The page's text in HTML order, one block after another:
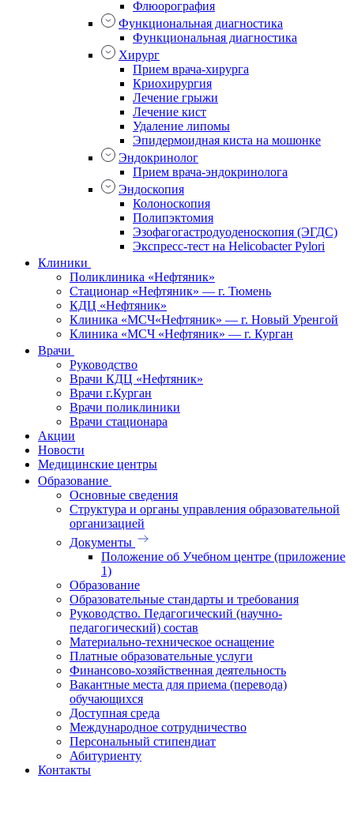
Флюорография
Функциональная диагностика
Функциональная диагностика
Хирург
Прием врача-хирурга
Криохирургия
Лечение грыжи
Лечение кист
Удаление липомы
Эпидермоидная киста на мошонке
Эндокринолог
Прием врача-эндокринолога
Эндоскопия
Колоноскопия
Полипэктомия
Эзофагогастродуоденоскопия (ЭГДС)
Экспресс-тест на Helicobacter Pylori
Клиники
Поликлиника «Нефтяник»
Стационар «Нефтяник» — г. Тюмень
КДЦ «Нефтяник»
Клиника «МСЧ«Нефтяник» — г. Новый Уренгой
Клиника «МСЧ «Нефтяник» — г. Курган
Врачи
Руководство
Врачи КДЦ «Нефтяник»
Врачи г.Курган
Врачи поликлиники
Врачи стационара
Акции
Новости
Медицинские центры
Образование
Основные сведения
Структура и органы управления образовательной
организацией
Документы
Положение об Учебном центре (приложение
1)
Образование
Образовательные стандарты и требования
Руководство. Педагогический (научно-
педагогический) состав
Материально-техническое оснащение
Платные образовательные услуги
Финансово-хозяйственная деятельность
Вакантные места для приема (перевода)
обучающихся
Доступная среда
Международное сотрудничество
Персональный стипендиат
Абитуриенту
Контакты